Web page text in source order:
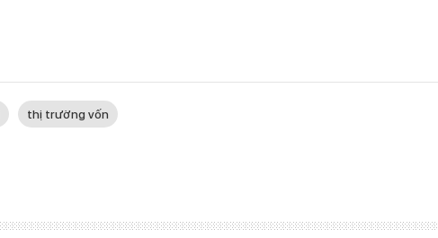
thị trường vốn